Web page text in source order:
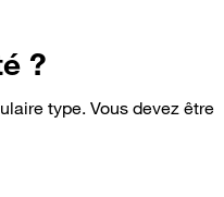
?
type. Vous devez être